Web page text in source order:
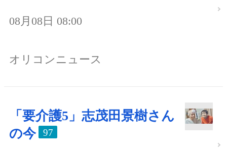
08月08日 08:00
オリコンニュース
「要介護5」志茂田景樹さん
の今
97